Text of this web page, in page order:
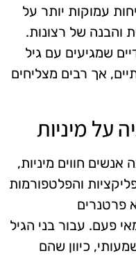
עמוקות יותר על
והבנה של רצונות.
שמגיעים עם גיל
אך רבים מצליחים
על מיניות
חווים מיניות,
והפלטפורמות
פרטנרים
פעם. עבור בני הגיל
כיוון שהם